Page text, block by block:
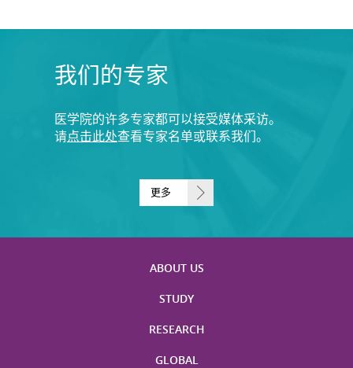
我们的专家
医学院的许多专家都可以接受媒体采访。
请点击此处查看专家名单或联系我们。
更多
ABOUT US
STUDY
RESEARCH
GLOBAL